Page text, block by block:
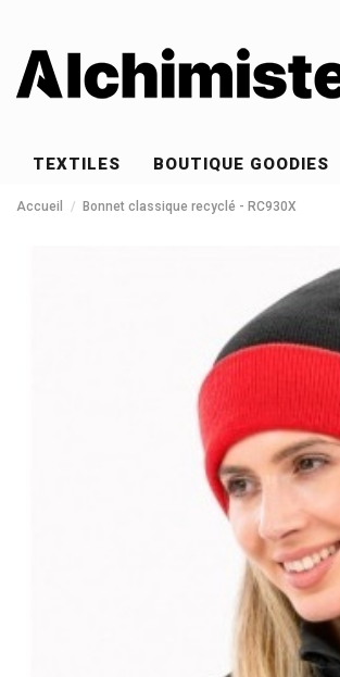
TEXTILES BOUTIQUE GOODIES
Accueil Bonnet classique recyclé - RC930X